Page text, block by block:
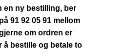
en ny bestilling, ber
91 92 05 91 mellom
om ordren er
å bestille og betale to